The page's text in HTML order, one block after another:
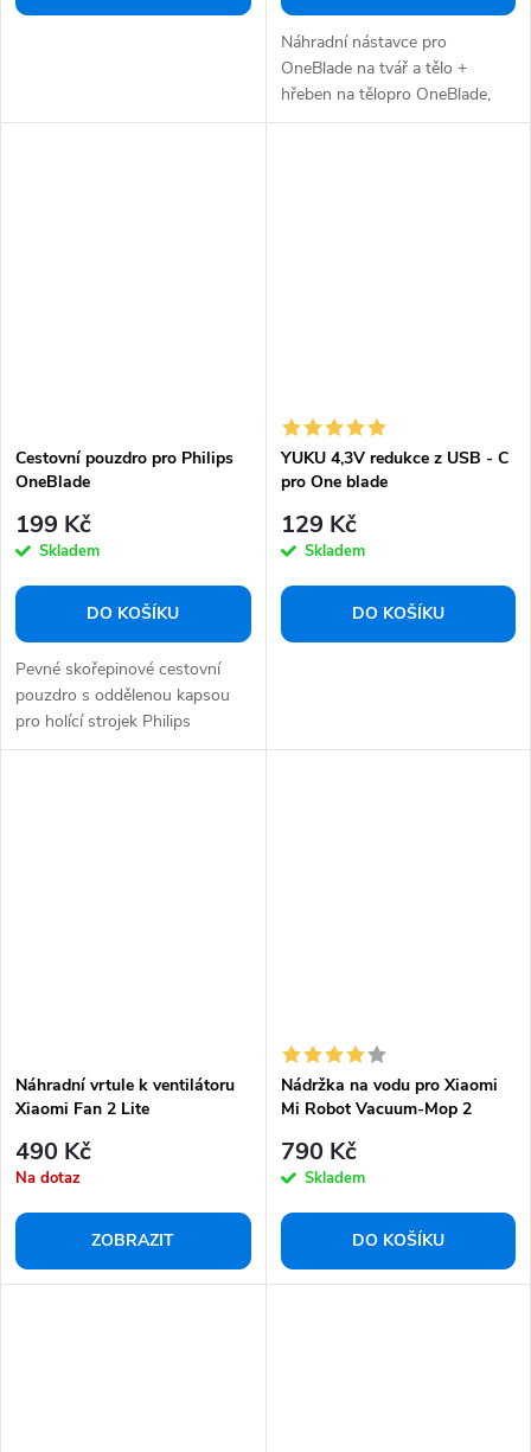
Náhradní nástavce pro
OneBlade na tvář a tělo +
hřeben na tělopro OneBlade,
včetně dvou holících...
Cestovní pouzdro pro Philips
OneBlade
199 Kč
Skladem
DO KOŠÍKU
Pevné skořepinové cestovní
pouzdro s oddělenou kapsou
pro holící strojek Philips
OneBlade.
YUKU 4,3V redukce z USB - C
pro One blade
129 Kč
Skladem
DO KOŠÍKU
Náhradní vrtule k ventilátoru
Xiaomi Fan 2 Lite
490 Kč
Na dotaz
ZOBRAZIT
Nádržka na vodu pro Xiaomi
Mi Robot Vacuum-Mop 2
790 Kč
Skladem
DO KOŠÍKU